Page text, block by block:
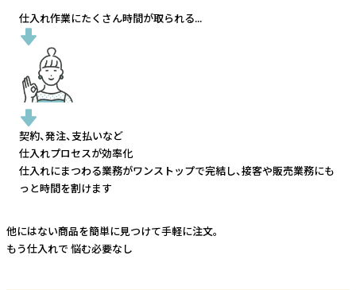
仕入れ作業にたくさん時間が取られる...
契約、発注、支払いなど
仕入れプロセスが効率化
仕入れにまつわる業務がワンストップで完結し、接客や販売業務にも
っと時間を割けます
他にはない商品を簡単に見つけて手軽に注文。
もう仕入れで 悩む必要なし